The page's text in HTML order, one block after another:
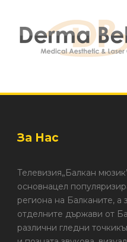
За Нас
Телевизия„Балкан
основнацел
региона на Балканите, а
отделните държави от
различни гледни